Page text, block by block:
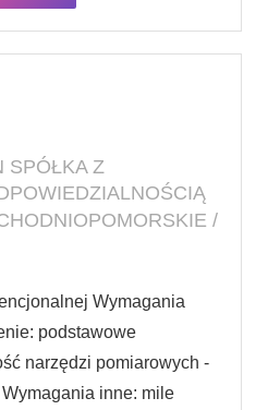
SPÓŁKA Z
/
Wymagania
podstawowe
narzędzi pomiarowych -
inne: mile